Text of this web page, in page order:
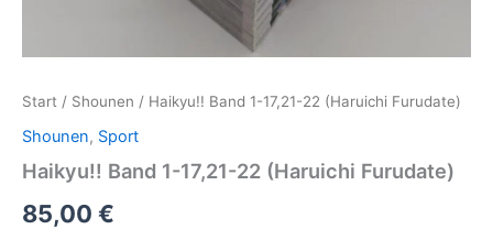
Start / Shounen / Haikyu!! Band 1-17,21-22 (Haruichi Furudate)
Shounen, Sport
Haikyu!! Band 1-17,21-22 (Haruichi Furudate)
85,00 €